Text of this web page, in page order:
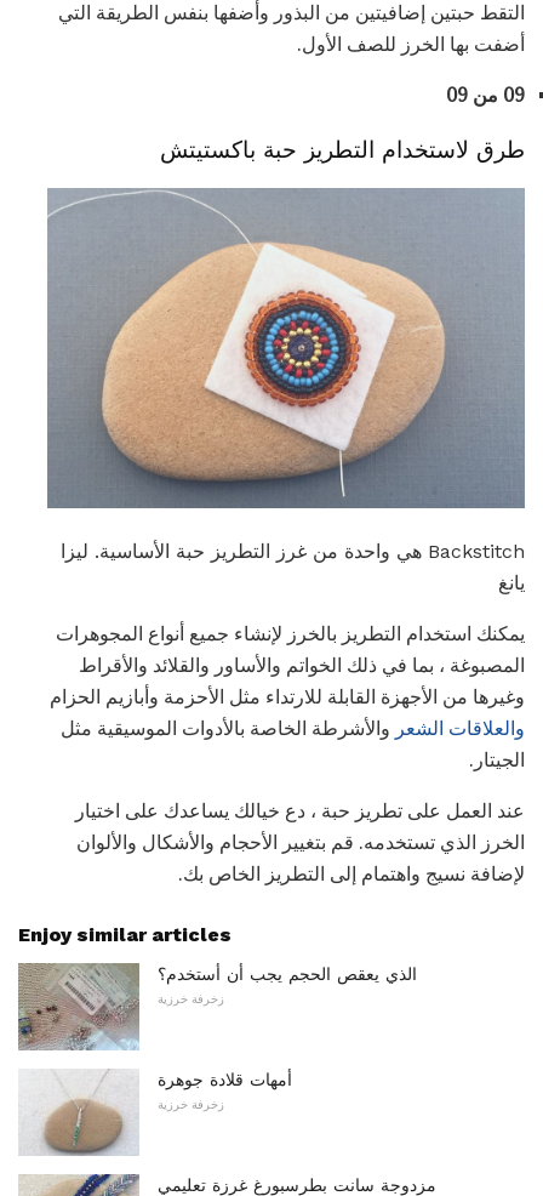
التقط حبتين إضافيتين من البذور وأضفها بنفس الطريقة التي
أضفت بها الخرز للصف الأول.
09 من 09
طرق لاستخدام التطريز حبة باكستيتش
Backstitch هي واحدة من غرز التطريز حبة الأساسية. ليزا
يانغ
يمكنك استخدام التطريز بالخرز لإنشاء جميع أنواع المجوهرات
المصبوغة ، بما في ذلك الخواتم والأساور والقلائد والأقراط
وغيرها من الأجهزة القابلة للارتداء مثل الأحزمة وأبازيم الحزام
والعلاقات الشعر والأشرطة الخاصة بالأدوات الموسيقية مثل
الجيتار.
عند العمل على تطريز حبة ، دع خيالك يساعدك على اختيار
الخرز الذي تستخدمه. قم بتغيير الأحجام والأشكال والألوان
لإضافة نسيج واهتمام إلى التطريز الخاص بك.
Enjoy similar articles
الذي يعقص الحجم يجب أن أستخدم؟
زخرفة خرزية
أمهات قلادة جوهرة
زخرفة خرزية
مزدوجة سانت بطرسبورغ غرزة تعليمي